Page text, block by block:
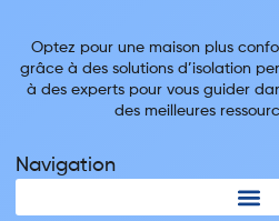
Optez pour une maison plus
grâce à des solutions d’isolation
à des experts pour vous guider
des meilleures
Navigation